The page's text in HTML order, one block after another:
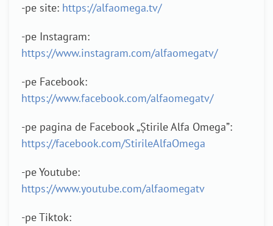
-pe site: https://alfaomega.tv/
-pe Instagram:
https://www.instagram.com/alfaomegatv/
-pe Facebook:
https://www.facebook.com/alfaomegatv/
-pe pagina de Facebook „Știrile Alfa Omega”:
https://facebook.com/StirileAlfaOmega
-pe Youtube:
https://www.youtube.com/alfaomegatv
-pe Tiktok: